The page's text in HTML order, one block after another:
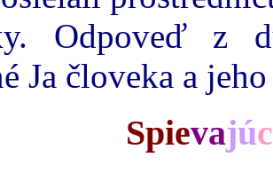
Odpoveď z
Ja človeka a
Spievajú